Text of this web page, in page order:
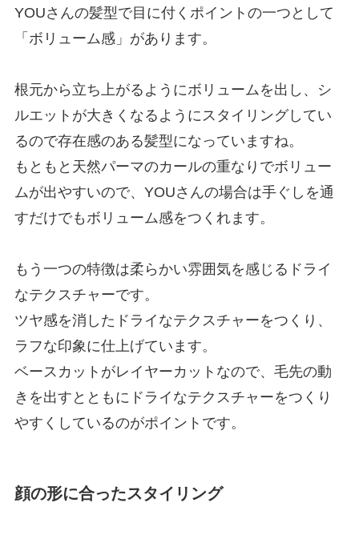
YOUさんの髪型で目に付くポイントの一つとして
「ボリューム感」があります。
根元から立ち上がるようにボリュームを出し、シ
ルエットが大きくなるようにスタイリングしてい
るので存在感のある髪型になっていますね。
もともと天然パーマのカールの重なりでボリュー
ムが出やすいので、YOUさんの場合は手ぐしを通
すだけでもボリューム感をつくれます。
もう一つの特徴は柔らかい雰囲気を感じるドライ
なテクスチャーです。
ツヤ感を消したドライなテクスチャーをつくり、
ラフな印象に仕上げています。
ベースカットがレイヤーカットなので、毛先の動
きを出すとともにドライなテクスチャーをつくり
やすくしているのがポイントです。
顔の形に合ったスタイリング